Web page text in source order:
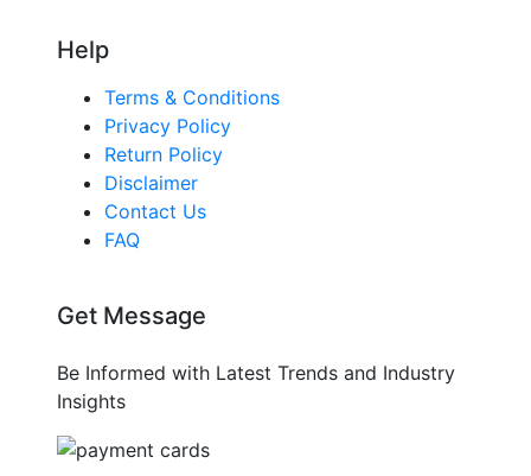
Help
Terms & Conditions
Privacy Policy
Return Policy
Disclaimer
Contact Us
FAQ
Get Message
Be Informed with Latest Trends and Industry
Insights